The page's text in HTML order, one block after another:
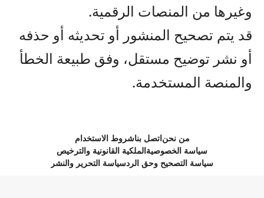
وغيرها من المنصات الرقمية.
قد يتم تصحيح المنشور أو تحديثه أو حذفه
أو نشر توضيح مستقل، وفق طبيعة الخطأ
والمنصة المستخدمة.
من نحن اتصل بناشروط الاستخدام
سياسة الخصوصية الملكية القانونية والترخيص
سياسة التصحيح وحق الردسياسة التحرير والنشر